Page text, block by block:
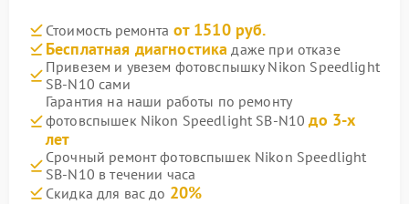
Стоимость ремонта от 1510 руб.
Бесплатная диагностика даже при отказе
Привезем и увезем фотовспышку Nikon Speedlight
SB-N10 сами
Гарантия на наши работы по ремонту
фотовспышек Nikon Speedlight SB-N10до 3-х
лет
Срочный ремонт фотовспышек Nikon Speedlight
SB-N10 в течении часа
Скидка для вас до 20%